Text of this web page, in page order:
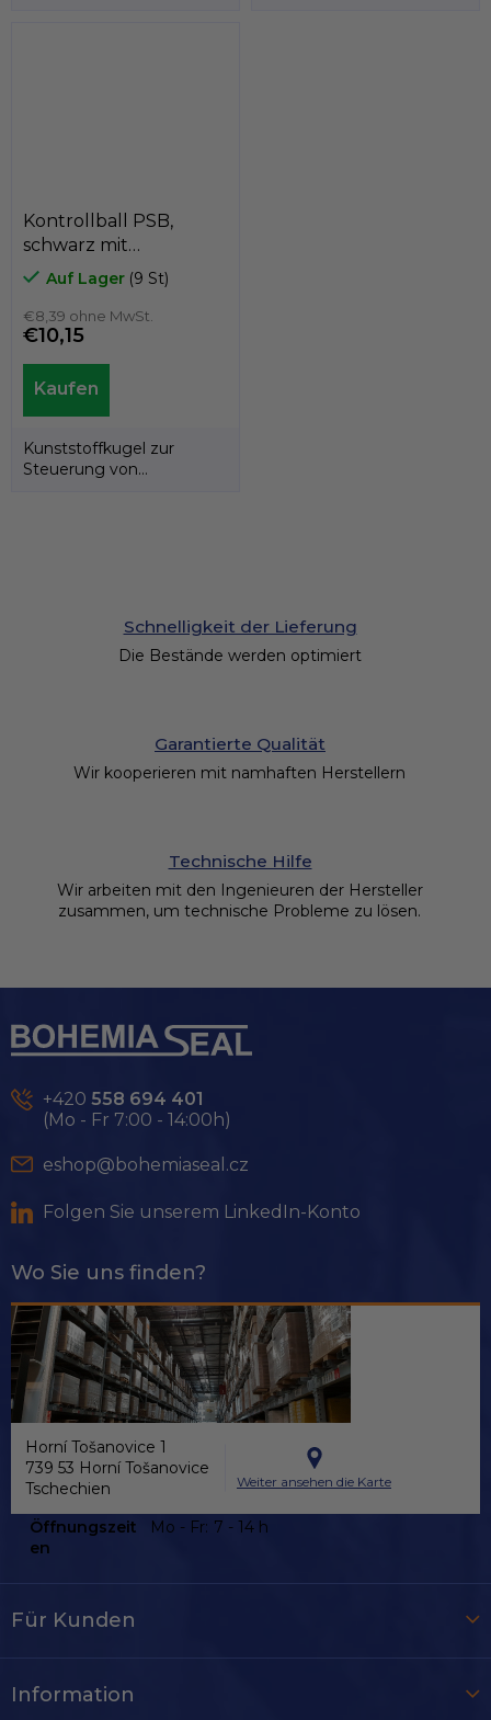
Kontrollball PSB,
schwarz mit
Messinggewinde,
Durchmesser 50 mm,
Innengewinde M14,
GeTech B1PSB5014
Auf Lager (9 St)
€8,39 ohne MwSt.
€10,15
Kunststoffkugel zur
Steuerung von
Schnelligkeit der Lieferung
Die Bestände werden optimiert
Garantierte Qualität
Wir kooperieren mit namhaften Herstellern
Technische Hilfe
Wir arbeiten mit den Ingenieuren der Hersteller
zusammen, um technische Probleme zu lösen.
u
ß
e
e
+420 558 694 401
(Mo - Fr 7:00 - 14:00h)
eshop@bohemiaseal.cz
Folgen Sie unserem LinkedIn-Konto
Für Kunden
Information
Wo Sie uns finden?
Horní Tošanovice 1
739 53 Horní Tošanovice
Tschechien
Weiter ansehen die Karte
Öffnungszeit
en
Mo - Fr: 7 - 14 h